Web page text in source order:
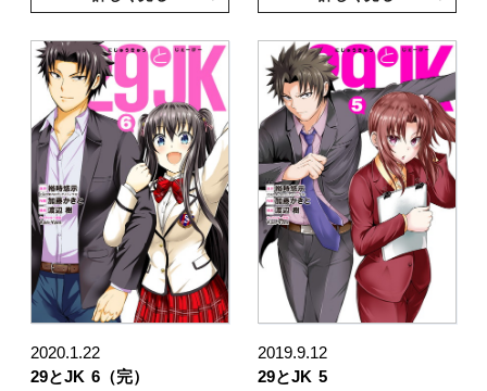
2020.1.22
29とJK 6（完）
2019.9.12
29とJK 5